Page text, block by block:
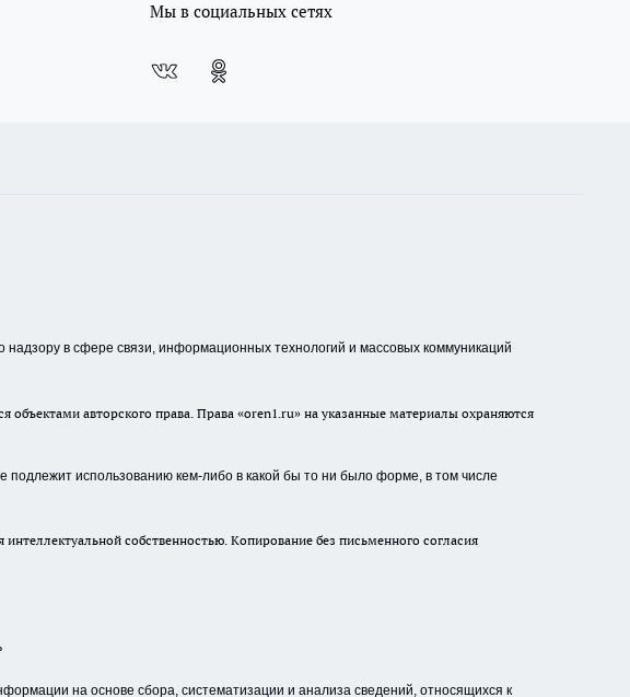
Мы в социальных сетях
в сфере связи, информационных технологий и массовых коммуникаций
авторского права. Права «oren1.ru» на указанные материалы охраняются
использованию кем-либо в какой бы то ни было форме, в том числе
собственностью. Копирование без письменного согласия
на основе сбора, систематизации и анализа сведений, относящихся к